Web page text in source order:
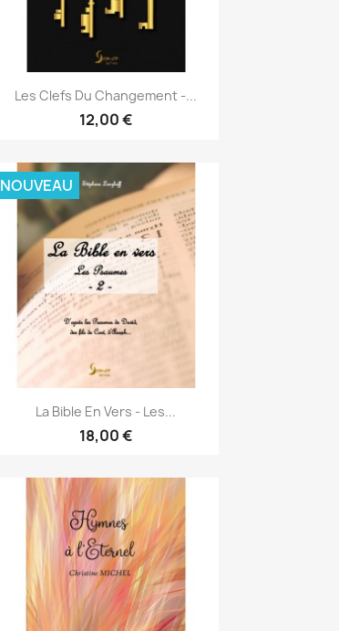
Aperçu rapide
Les Clefs Du Changement -...
12,00 €
Aperçu rapide
La Bible En Vers - Les...
18,00 €
NOUVEAU